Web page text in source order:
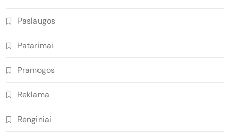
Paslaugos
Patarimai
Pramogos
Reklama
Renginiai